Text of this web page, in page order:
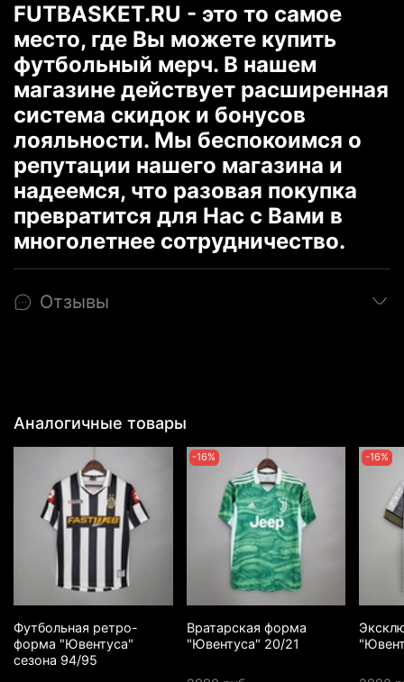
FUTBASKET.RU - это то самое
место, где Вы можете купить
футбольный мерч. В нашем
магазине действует расширенная
система скидок и бонусов
лояльности. Мы беспокоимся о
репутации нашего магазина и
надеемся, что разовая покупка
превратится для Нас с Вами в
многолетнее сотрудничество.
Отзывы
Аналогичные товары
Футбольная ретро-
форма "Ювентуса"
сезона 94/95
-16%
Вратарская форма
"Ювентуса" 20/21
-16%